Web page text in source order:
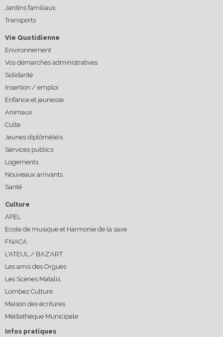
Jardins familiaux
Transports
Vie Quotidienne
Environnement
Vos démarches administratives
Solidarité
Insertion / emploi
Enfance et jeunesse
Animaux
Culte
Jeunes diplômé(e)s
Services publics
Logements
Nouveaux arrivants
Santé
Culture
APEL
Ecole de musique et Harmonie de la save
FNACA
L'ATEUL / BAZ'ART
Les amis des Orgues
Les Scènes Matalis
Lombez Culture
Maison des écritures
Médiathèque Municipale
Infos pratiques